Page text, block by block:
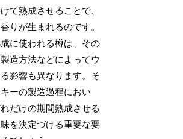
て熟成させることで、
りが生まれるのです。
に使われる樽は、その
造方法などによってウ
影響も異なります。そ
ーの製造過程におい
だけの期間熟成させる
を決定づける重要な要